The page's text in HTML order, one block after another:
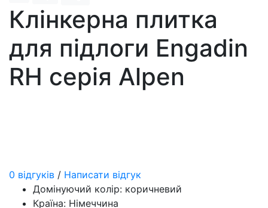
Клінкерна плитка
для підлоги Engadin
RH серія Alpen
0 відгуків / Написати відгук
Домінуючий колір: коричневий
Країна: Німеччина